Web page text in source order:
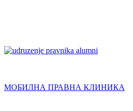
МОБИЛНА ПРАВНА КЛИНИКА